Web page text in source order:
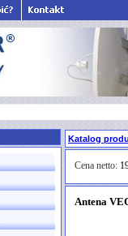
Katalog
Cena netto:
Antena